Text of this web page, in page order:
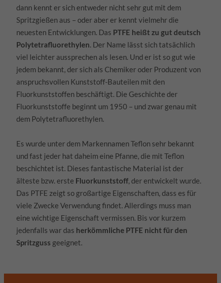
dann kennt er sich entweder nicht sehr gut mit dem
Spritzgießen aus – oder aber er kennt vielmehr die
neuesten Entwicklungen. Das PTFE heißt zu gut deutsch
Polytetrafluorethylen. Der Name lässt sich tatsächlich
viel leichter aussprechen als lesen. Und er ist so gut wie
jedem bekannt, der sich als Chemiker oder Produzent von
anspruchsvollen Kunststoff-Bauteilen mit den
Fluorkunststoffen beschäftigt. Die Geschichte der
Fluorkunststoffe beginnt um 1950 – und zwar genau mit
dem Polytetrafluorethylen.
Es wurde unter dem Markennamen Teflon sehr bekannt
und fast jeder hat daheim eine Pfanne, die mit Teflon
beschichtet ist. Dieses fantastische Material ist der
älteste bzw. erste Fluorkunststoff, der entwickelt wurde.
Das PTFE zeigt so großartige Eigenschaften, dass es für
viele Zwecke Verwendung findet. Allerdings muss man
eine wichtige Eigenschaft vermissen. Bis vor kurzem
jedenfalls war das herkömmliche PTFE nicht für den
Spritzguss geeignet.